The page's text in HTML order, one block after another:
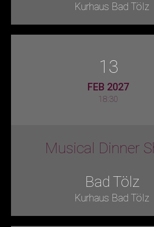
Kurhaus Bad Tölz
13
FEB 2027
18:30
Musical Dinner
Bad Tölz
Kurhaus Bad Tölz